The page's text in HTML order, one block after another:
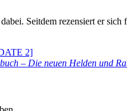
Seitdem rezensiert er sich
2]
– Die neuen Helden und